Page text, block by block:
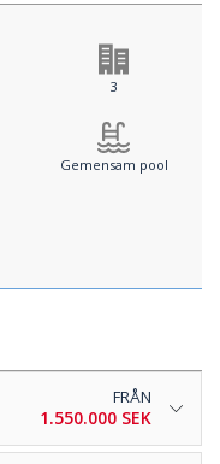
3
Gemensam pool
FRÅN
1.550.000 SEK